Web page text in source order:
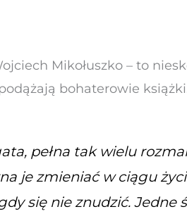
Mikołuszko – to
bohaterowie
pełna tak wielu
je zmieniać w ciągu
się nie znudzić. Jedne